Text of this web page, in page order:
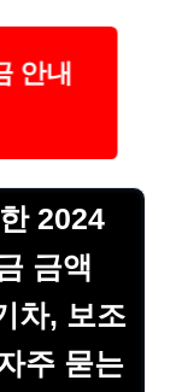
안내
2024
금액
차, 보조
주 묻는